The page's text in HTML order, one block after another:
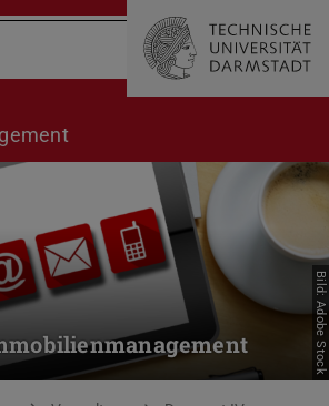
Bild: Adobe Stock